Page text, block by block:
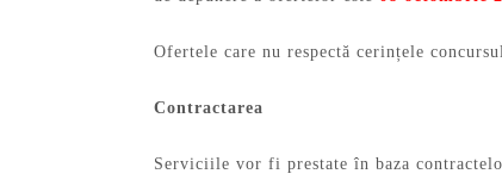
Ofertele care nu respectă cerințele
Contractarea
Serviciile vor fi prestate în baza